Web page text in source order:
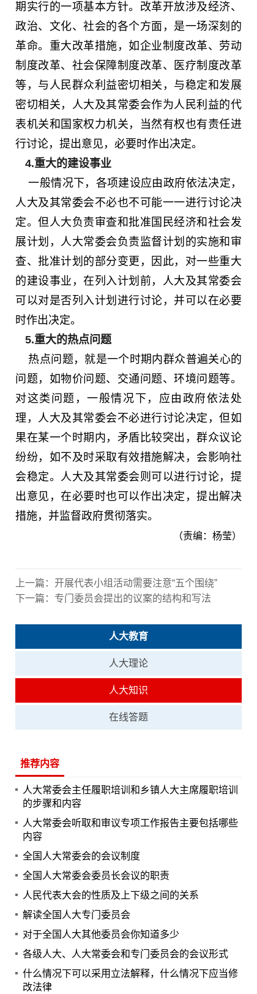
期实行的一项基本方针。改革开放涉及经济、
政治、文化、社会的各个方面，是一场深刻的
革命。重大改革措施，如企业制度改革、劳动
制度改革、社会保障制度改革、医疗制度改革
等，与人民群众利益密切相关，与稳定和发展
密切相关，人大及其常委会作为人民利益的代
表机关和国家权力机关，当然有权也有责任进
行讨论，提出意见，必要时作出决定。
4.重大的建设事业
一般情况下，各项建设应由政府依法决定，
人大及其常委会不必也不可能一一进行讨论决
定。但人大负责审查和批准国民经济和社会发
展计划，人大常委会负责监督计划的实施和审
查、批准计划的部分变更，因此，对一些重大
的建设事业，在列入计划前，人大及其常委会
可以对是否列入计划进行讨论，并可以在必要
时作出决定。
5.重大的热点问题
热点问题，就是一个时期内群众普遍关心的
问题，如物价问题、交通问题、环境问题等。
对这类问题，一般情况下，应由政府依法处
理，人大及其常委会不必进行讨论决定，但如
果在某一个时期内，矛盾比较突出，群众议论
纷纷，如不及时采取有效措施解决，会影响社
会稳定。人大及其常委会则可以进行讨论，提
出意见，在必要时也可以作出决定，提出解决
措施，并监督政府贯彻落实。
（责编：杨莹）
上一篇： 开展代表小组活动需要注意“五个围绕”
下一篇： 专门委员会提出的议案的结构和写法
人大教育
人大理论
人大知识
在线答题
推荐内容
人大常委会主任履职培训和乡镇人大主席履职培训
的步骤和内容
人大常委会听取和审议专项工作报告主要包括哪些
内容
全国人大常委会的会议制度
全国人大常委会委员长会议的职责
人民代表大会的性质及上下级之间的关系
解读全国人大专门委员会
对于全国人大其他委员会你知道多少
各级人大、人大常委会和专门委员会的会议形式
什么情况下可以采用立法解释，什么情况下应当修
改法律